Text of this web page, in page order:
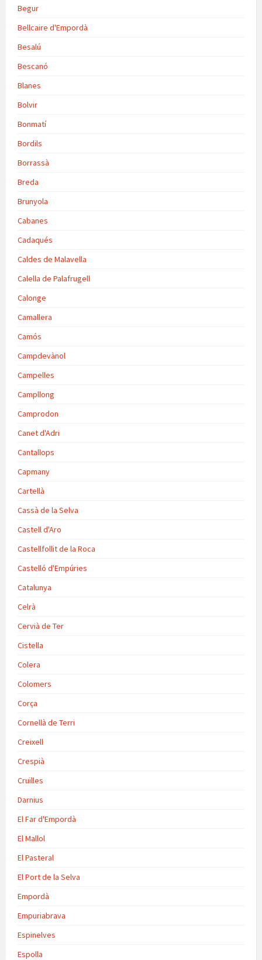
Begur
Bellcaire d'Empordà
Besalú
Bescanó
Blanes
Bolvir
Bonmatí
Bordils
Borrassà
Breda
Brunyola
Cabanes
Cadaqués
Caldes de Malavella
Calella de Palafrugell
Calonge
Camallera
Camós
Campdevànol
Campelles
Campllong
Camprodon
Canet d'Adri
Cantallops
Capmany
Cartellà
Cassà de la Selva
Castell d'Aro
Castellfollit de la Roca
Castelló d'Empúries
Catalunya
Celrà
Cervià de Ter
Cistella
Colera
Colomers
Corça
Cornellà de Terri
Creixell
Crespià
Cruïlles
Darnius
El Far d'Empordà
El Mallol
El Pasteral
El Port de la Selva
Empordà
Empuriabrava
Espinelves
Espolla